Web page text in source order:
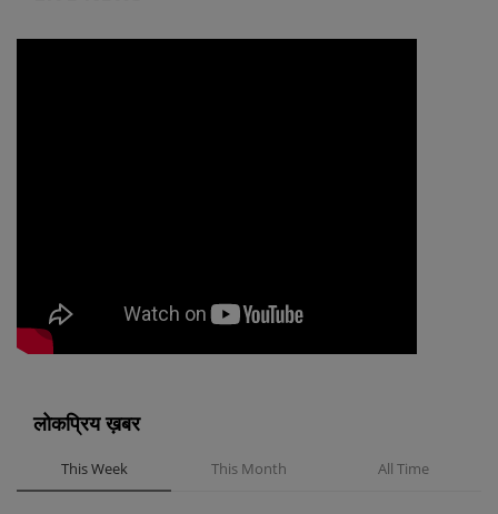
लोकप्रिय ख़बर
This Week This Month All Time